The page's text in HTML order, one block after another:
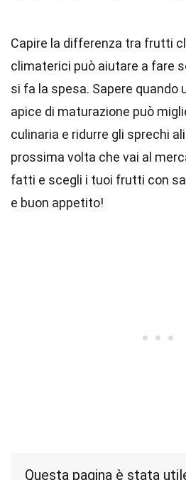
Capire la differenza tra frutti
climaterici può aiutare a fare
si fa la spesa. Sapere quando
apice di maturazione può
culinaria e ridurre gli sprechi
prossima volta che vai al
fatti e scegli i tuoi frutti con
e buon appetito!
Questa pagina è stata